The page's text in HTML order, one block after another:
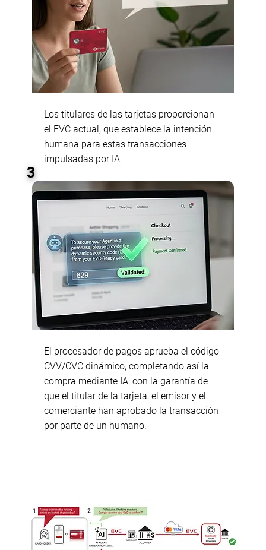
Los titulares de las tarjetas proporcionan
el EVC actual, que establece la intención
humana para estas transacciones
impulsadas por IA.
El procesador de pagos aprueba el código
CVV/CVC dinámico, completando así la
compra mediante IA, con la garantía de
que el titular de la tarjeta, el emisor y el
comerciante han aprobado la transacción
por parte de un humano.
3